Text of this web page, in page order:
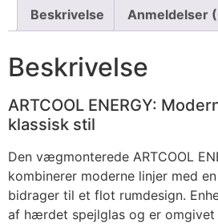
Beskrivelse Anmeldelser
Beskrivelse
ARTCOOL ENERGY:
klassisk stil
Den vægmonterede ARTCOOL
kombinerer moderne linjer med
bidrager til et flot rumdesign.
af hærdet spejlglas og er omgivet